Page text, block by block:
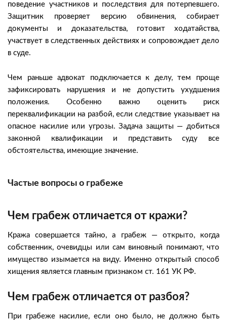
поведение участников и последствия для потерпевшего.
Защитник проверяет версию обвинения, собирает
документы и доказательства, готовит ходатайства,
участвует в следственных действиях и сопровождает дело
в суде.
Чем раньше адвокат подключается к делу, тем проще
зафиксировать нарушения и не допустить ухудшения
положения. Особенно важно оценить риск
переквалификации на разбой, если следствие указывает на
опасное насилие или угрозы. Задача защиты — добиться
законной квалификации и представить суду все
обстоятельства, имеющие значение.
Частые вопросы о грабеже
Чем грабеж отличается от кражи?
Кража совершается тайно, а грабеж — открыто, когда
собственник, очевидцы или сам виновный понимают, что
имущество изымается на виду. Именно открытый способ
хищения является главным признаком ст. 161 УК РФ.
Чем грабеж отличается от разбоя?
При грабеже насилие, если оно было, не должно быть